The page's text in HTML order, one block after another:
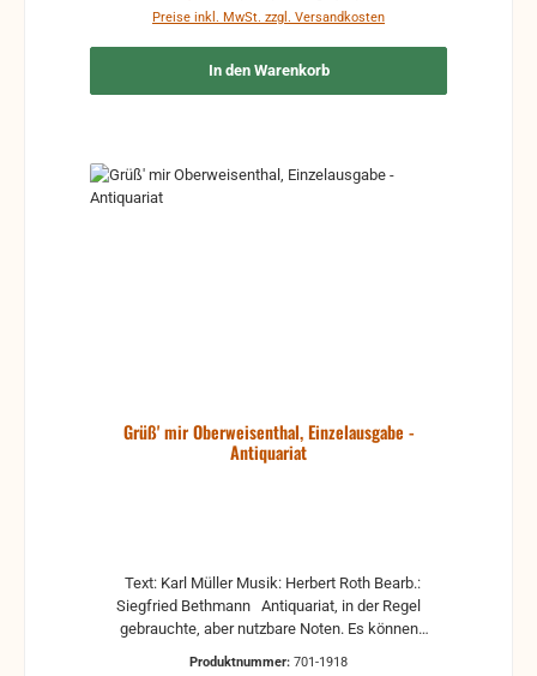
Preise inkl. MwSt. zzgl. Versandkosten
In den Warenkorb
Grüß' mir Oberweisenthal, Einzelausgabe -
Antiquariat
Siegfried Bethmann Antiquariat, in der Regel
gebrauchte, aber nutzbare Noten. Es können
Produktnummer: 701-1918